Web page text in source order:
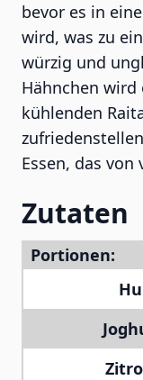
bevor es in
wird, was zu
würzig und
Hähnchen
kühlenden
Essen, das
Zutaten
Portionen: